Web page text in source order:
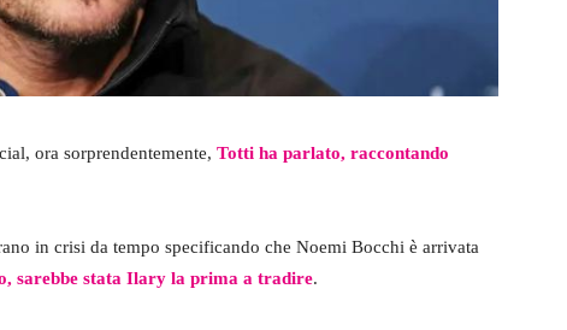
ora sorprendentemente, Totti ha parlato, raccontando
in crisi da tempo specificando che Noemi Bocchi è arrivata
sarebbe stata Ilary la prima a tradire.